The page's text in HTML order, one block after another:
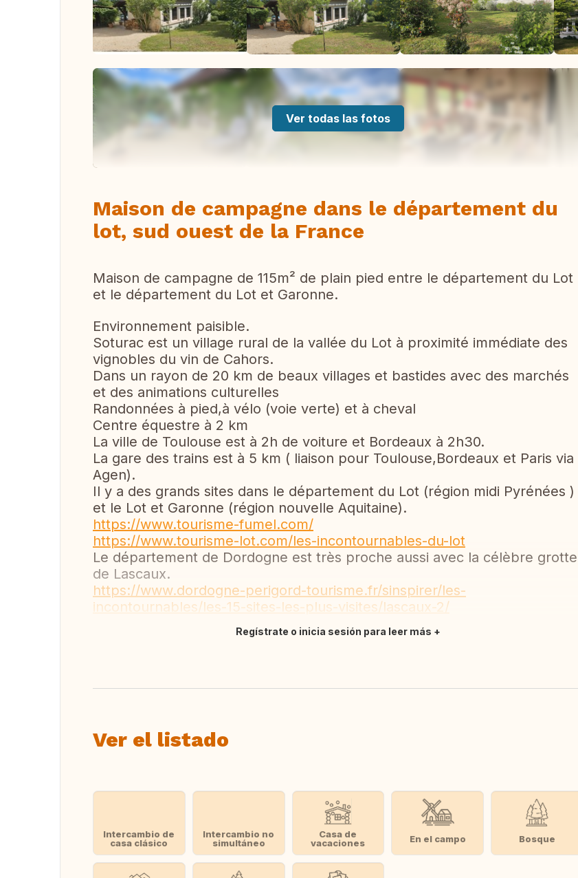
Ver todas las fotos
Maison de campagne dans le département du
lot, sud ouest de la France
Maison de campagne de 115m² de plain pied entre le département du Lot
et le département du Lot et Garonne.
Environnement paisible.
Soturac est un village rural de la vallée du Lot à proximité immédiate des
vignobles du vin de Cahors.
Dans un rayon de 20 km de beaux villages et bastides avec des marchés
et des animations culturelles
Randonnées à pied,à vélo (voie verte) et à cheval
Centre équestre à 2 km
La ville de Toulouse est à 2h de voiture et Bordeaux à 2h30.
La gare des trains est à 5 km ( liaison pour Toulouse,Bordeaux et Paris via
Agen).
Il y a des grands sites dans le département du Lot (région midi Pyrénées )
et le Lot et Garonne (région nouvelle Aquitaine).
https://www.tourisme-fumel.com/
https://www.tourisme-lot.com/les-incontournables-du-lot
Le département de Dordogne est très proche aussi avec la célèbre grotte
de Lascaux.
https://www.dordogne-perigord-tourisme.fr/sinspirer/les-
incontournables/les-15-sites-les-plus-visites/lascaux-2/
Regístrate o inicia sesión para leer más
Ver el listado
Intercambio de
casa clásico
Intercambio no
simultáneo
Casa de
vacaciones
En el campo Bosque